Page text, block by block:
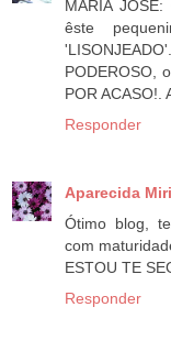
MARIA
êste
PODEROSO,
POR ACASO!.
Responder
Aparecida
Ótimo blog,
com
ESTOU TE
Responder